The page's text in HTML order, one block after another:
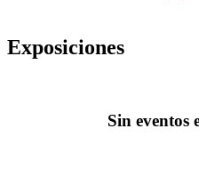
Exposiciones
Sin eventos